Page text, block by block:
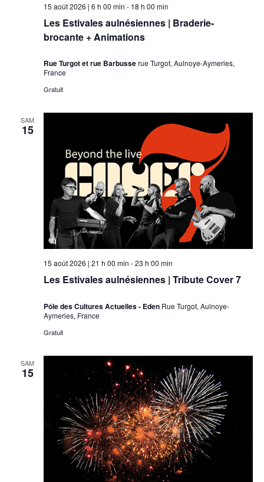
Les Estivales aulnésiennes | Braderie-
brocante + Animations
15 août 2026 | 6 h 00 min - 18 h 00 min
Rue Turgot et rue Barbusserue Turgot, Aulnoye-Aymeries,
France
Gratuit
SAM
15
Les Estivales aulnésiennes | Tribute Cover 7
15 août 2026 | 21 h 00 min -23 h 00 min
Pôle des Cultures Actuelles - Eden Rue Turgot, Aulnoye-
Aymeries, France
Gratuit
SAM
15